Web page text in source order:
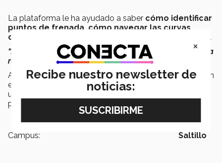
La plataforma le ha ayudado a saber cómo identificar
puntos de frenada, cómo navegar las curvas,
cómo fabricar un ritmo de vuelta
, entre otras cosas.
“Juntando todas estas habilidades obtienes una vuelta
rápida y con tiempos bajos”, destacó.
Además de participar en el torneo internacional, también
está compitiendo en laLiga Mexicana de Simracing
un campeonato nacional que es una extensión de la
plataforma.
Campus: Saltillo
×
Recibe nuestro newsletter de
noticias: